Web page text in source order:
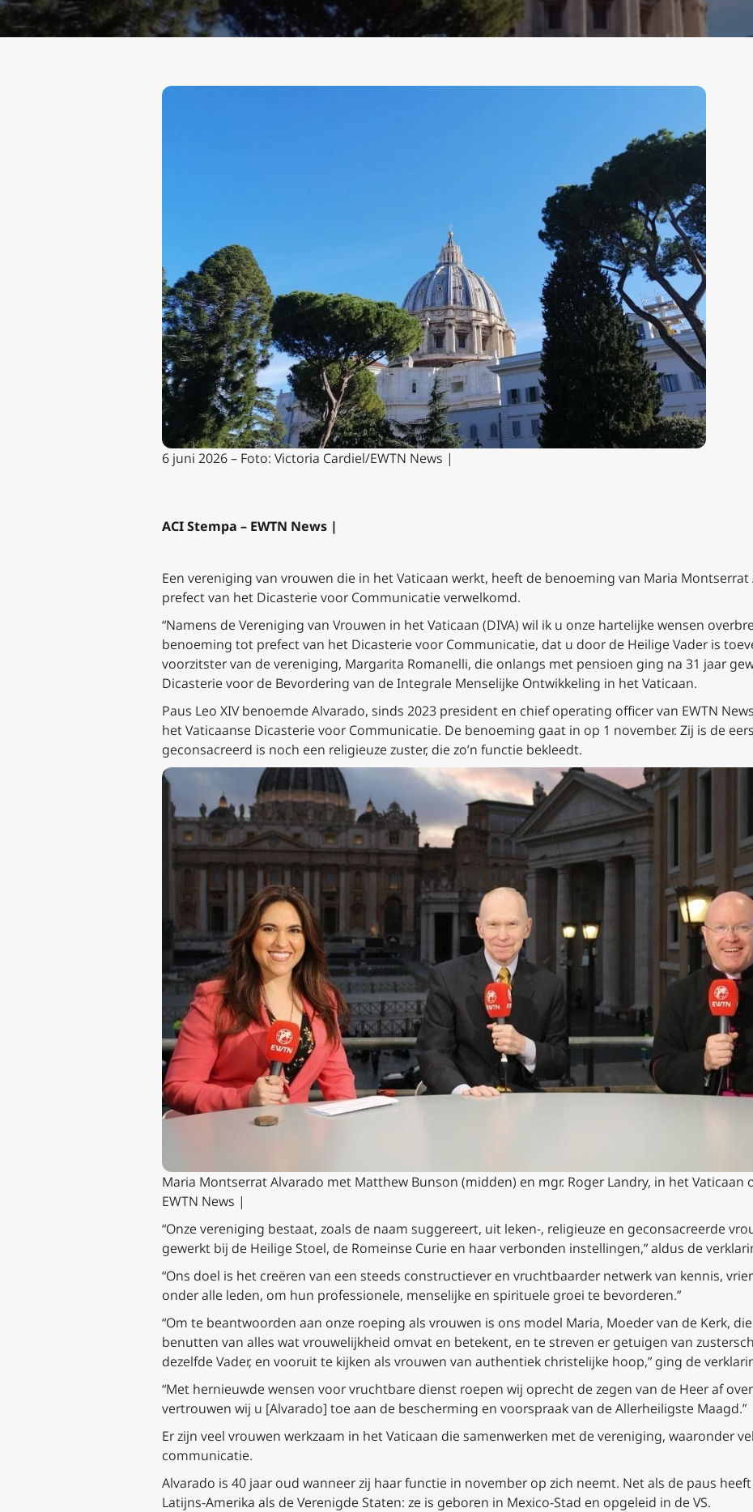
6 juni 2026 – Foto: Victoria Cardiel/EWTN News |
ACI Stempa – EWTN News |
Een vereniging van vrouwen die in het Vaticaan werkt, heeft de benoeming van Maria Montserrat
prefect van het Dicasterie voor Communicatie verwelkomd.
“Namens de Vereniging van Vrouwen in het Vaticaan (DIVA) wil ik u onze hartelijke wensen
benoeming tot prefect van het Dicasterie voor Communicatie, dat u door de Heilige Vader is
voorzitster van de vereniging, Margarita Romanelli, die onlangs met pensioen ging na 31 jaar
Dicasterie voor de Bevordering van de Integrale Menselijke Ontwikkeling in het Vaticaan.
Paus Leo XIV benoemde Alvarado, sinds 2023 president en chief operating officer van EWTN
het Vaticaanse Dicasterie voor Communicatie. De benoeming gaat in op 1 november. Zij is de
geconsacreerd is noch een religieuze zuster, die zo’n functie bekleedt.
Maria Montserrat Alvarado met Matthew Bunson (midden) en mgr. Roger Landry, in het Vaticaan
EWTN News |
“Onze vereniging bestaat, zoals de naam suggereert, uit leken-, religieuze en geconsacreerde
gewerkt bij de Heilige Stoel, de Romeinse Curie en haar verbonden instellingen,” aldus de
“Ons doel is het creëren van een steeds constructiever en vruchtbaarder netwerk van kennis,
onder alle leden, om hun professionele, menselijke en spirituele groei te bevorderen.”
“Om te beantwoorden aan onze roeping als vrouwen is ons model Maria, Moeder van de Kerk,
benutten van alles wat vrouwelijkheid omvat en betekent, en te streven er getuigen van
dezelfde Vader, en vooruit te kijken als vrouwen van authentiek christelijke hoop,” ging de
“Met hernieuwde wensen voor vruchtbare dienst roepen wij oprecht de zegen van de Heer af
vertrouwen wij u [Alvarado] toe aan de bescherming en voorspraak van de Allerheiligste Maagd.”
Er zijn veel vrouwen werkzaam in het Vaticaan die samenwerken met de vereniging, waaronder
communicatie.
Alvarado is 40 jaar oud wanneer zij haar functie in november op zich neemt. Net als de paus
Latijns-Amerika als de Verenigde Staten: ze is geboren in Mexico-Stad en opgeleid in de VS.